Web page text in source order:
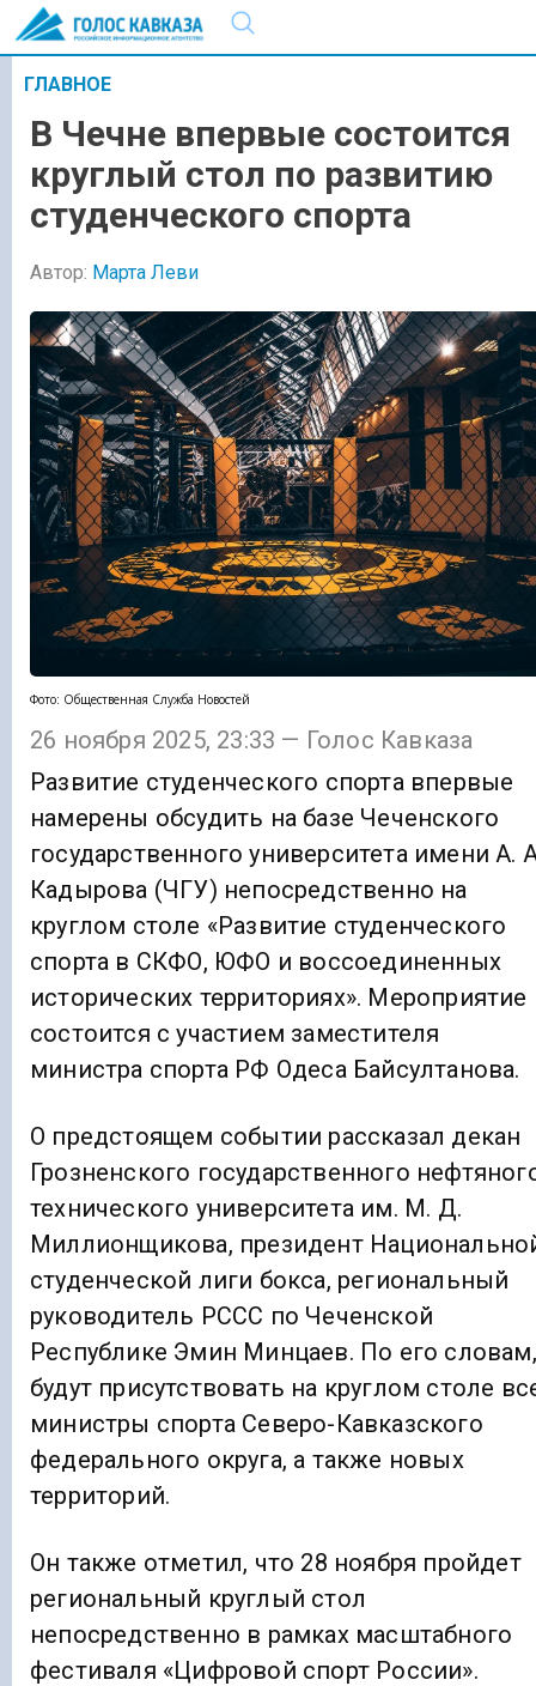
ГЛАВНОЕ
В Чечне впервые состоится
круглый стол по развитию
студенческого спорта
Автор: Марта Леви
Фото: Общественная Служба Новостей
26 ноября 2025, 23:33 — Голос Кавказа
Развитие студенческого спорта впервые
намерены обсудить на базе Чеченского
государственного университета имени А.
Кадырова (ЧГУ) непосредственно на
круглом столе «Развитие студенческого
спорта в СКФО, ЮФО и воссоединенных
исторических территориях». Мероприятие
состоится с участием заместителя
министра спорта РФ Одеса Байсултанова.
О предстоящем событии рассказал декан
Грозненского государственного
технического университета им. М. Д.
Миллионщикова, президент
студенческой лиги бокса, региональный
руководитель РССС по Чеченской
Республике Эмин Минцаев. По его словам,
будут присутствовать на круглом столе
министры спорта Северо-Кавказского
федерального округа, а также новых
территорий.
Он также отметил, что 28 ноября пройдет
региональный круглый стол
непосредственно в рамках масштабного
фестиваля «Цифровой спорт России».